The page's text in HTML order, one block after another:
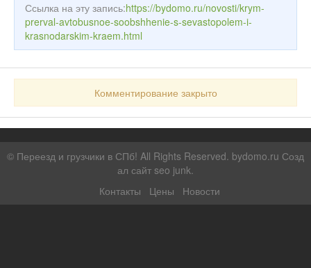
Ссылка на эту запись:https://bydomo.ru/novosti/krym-
prerval-avtobusnoe-soobshhenie-s-sevastopolem-i-
krasnodarskim-kraem.html
Комментирование закрыто
© Переезд и грузчики в СПб! All Rights Reserved. bydomo.ru Созд
ал сайт seo junk.
Контакты
Цены Новости